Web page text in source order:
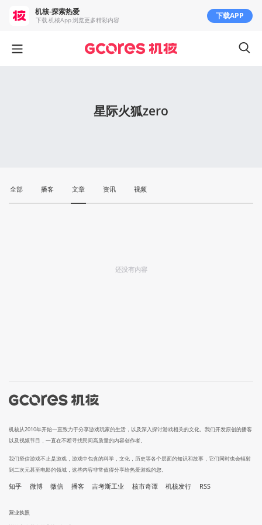
星际火狐zero
全部 播客 文章 资讯 视频
还没有内容
机核从2010年开始一直致力于分享游戏玩家的生活，以及深入探讨游戏相关的文化。我们开发原创的播客
以及视频节目，一直在不断寻找民间高质量的内容创作者。
我们坚信游戏不止是游戏，游戏中包含的科学，文化，历史等各个层面的知识和故事，它们同时也会辐射
到二次元甚至电影的领域，这些内容非常值得分享给热爱游戏的您。
知乎 微博 微信 播客 吉考斯工业 核市奇谭 机核发行 RSS
营业执照
机核-探索热爱
下载 机核App 浏览更多精彩内容 下载APP